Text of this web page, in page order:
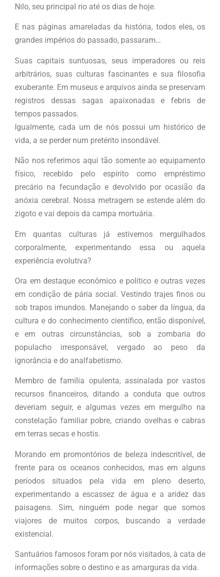
Nilo, seu principal rio até os dias de hoje.
E nas páginas amareladas da história, todos eles, os
grandes impérios do passado, passaram…
Suas capitais suntuosas, seus imperadores ou reis
arbitrários, suas culturas fascinantes e sua filosofia
exuberante. Em museus e arquivos ainda se preservam
registros dessas sagas apaixonadas e febris de
tempos passados.
Igualmente, cada um de nós possui um histórico de
vida, a se perder num pretérito insondável.
Não nos referimos aqui tão somente ao equipamento
físico, recebido pelo espírito como empréstimo
precário na fecundação e devolvido por ocasião da
anóxia cerebral. Nossa metragem se estende além do
zigoto e vai depois da campa mortuária.
Em quantas culturas já estivemos mergulhados
corporalmente, experimentando essa ou aquela
experiência evolutiva?
Ora em destaque econômico e político e outras vezes
em condição de pária social. Vestindo trajes finos ou
sob trapos imundos. Manejando o saber da língua, da
cultura e do conhecimento científico, então disponível,
e em outras circunstâncias, sob a zombaria do
populacho irresponsável, vergado ao peso da
ignorância e do analfabetismo.
Membro de família opulenta, assinalada por vastos
recursos financeiros, ditando a conduta que outros
deveriam seguir, e algumas vezes em mergulho na
constelação familiar pobre, criando ovelhas e cabras
em terras secas e hostis.
Morando em promontórios de beleza indescritível, de
frente para os oceanos conhecidos, mas em alguns
períodos situados pela vida em pleno deserto,
experimentando a escassez de água e a aridez das
paisagens. Sim, ninguém pode negar que somos
viajores de muitos corpos, buscando a verdade
existencial.
Santuários famosos foram por nós visitados, à cata de
informações sobre o destino e as amarguras da vida.